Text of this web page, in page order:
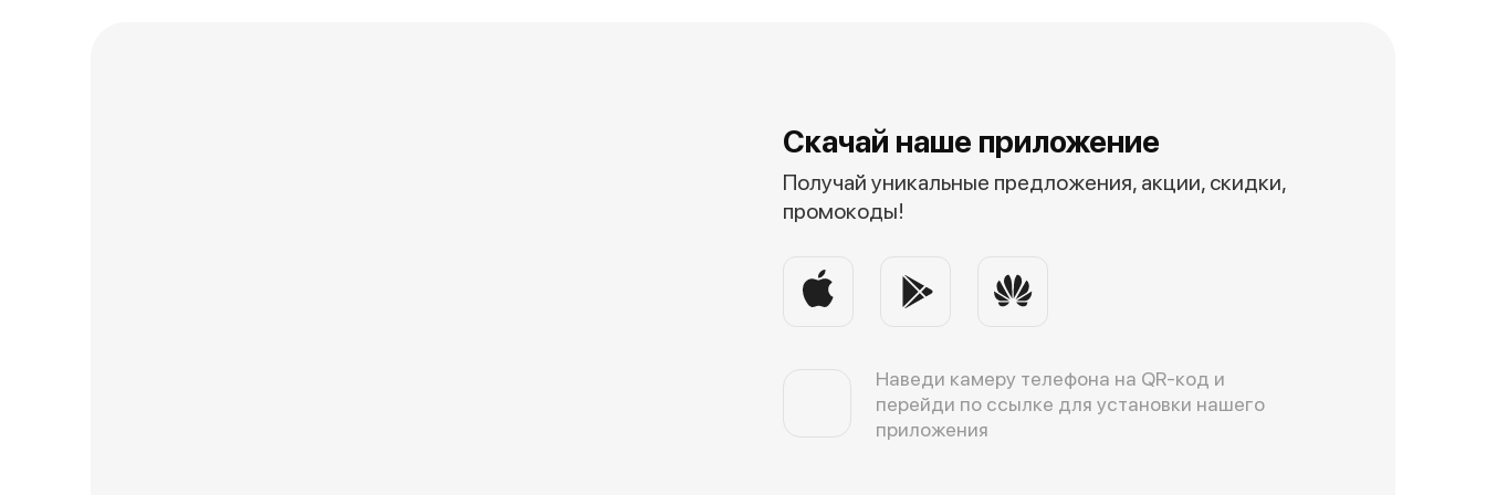
Скачай наше приложение
Получай уникальные предложения, акции, скидки,
промокоды!
Наведи камеру телефона на QR-код и
перейди по ссылке для установки нашего
приложения